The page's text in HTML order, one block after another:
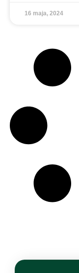
16 maja, 2024